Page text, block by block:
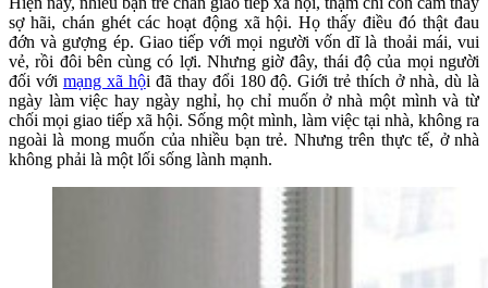
sợ hãi, chán ghét các hoạt động xã hội. Họ thấy điều đó thật đau
đớn và gượng ép. Giao tiếp với mọi người vốn dĩ là thoải mái, vui
vẻ, rồi đôi bên cùng có lợi. Nhưng giờ đây, thái độ của mọi người
đối với mạng xã hội đã thay đổi 180 độ. Giới trẻ thích ở nhà, dù là
ngày làm việc hay ngày nghỉ, họ chỉ muốn ở nhà một mình và từ
chối mọi giao tiếp xã hội. Sống một mình, làm việc tại nhà, không ra
ngoài là mong muốn của nhiều bạn trẻ. Nhưng trên thực tế, ở nhà
không phải là một lối sống lành mạnh.